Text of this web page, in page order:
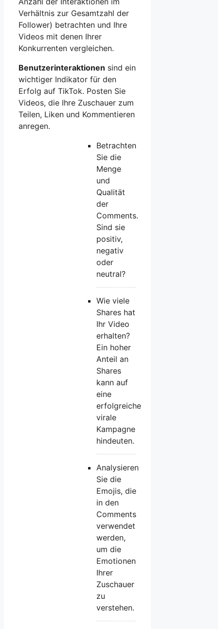
Verhältnis zur Gesamtzahl der
Follower) betrachten und Ihre
Videos mit denen Ihrer
Konkurrenten vergleichen.
Benutzerinteraktionen sind ein
wichtiger Indikator für den
Erfolg auf TikTok. Posten Sie
Videos, die Ihre Zuschauer zum
Teilen, Liken und Kommentieren
anregen.
Betrachten
Sie die
Menge
und
Qualität
der
Comments.
Sind sie
positiv,
negativ
oder
neutral?
Wie viele
Shares hat
Ihr Video
erhalten?
Ein hoher
Anteil an
Shares
kann auf
eine
erfolgreiche
virale
Kampagne
hindeuten.
Analysieren
Sie die
Emojis, die
in den
Comments
verwendet
werden,
um die
Emotionen
Ihrer
Zuschauer
zu
verstehen.